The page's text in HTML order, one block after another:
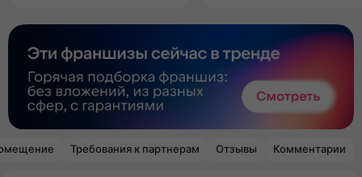
Требования к партнерам Отзывы Комментарии